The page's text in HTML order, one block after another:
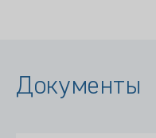
Документы